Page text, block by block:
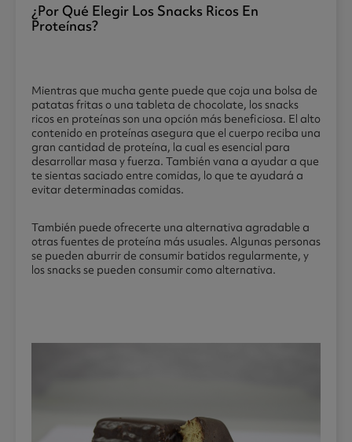
¿por Qué Elegir Los Snacks Ricos En
Proteínas?
Mientras que mucha gente puede que coja una bolsa de
patatas fritas o una tableta de chocolate, los snacks
ricos en proteínas son una opción más beneficiosa. El alto
contenido en proteínas asegura que el cuerpo reciba una
gran cantidad de proteína, la cual es esencial para
desarrollar masa y fuerza. También vana a ayudar a que
te sientas saciado entre comidas, lo que te ayudará a
evitar determinadas comidas.
También puede ofrecerte una alternativa agradable a
otras fuentes de proteína más usuales. Algunas personas
se pueden aburrir de consumir batidos regularmente, y
los snacks se pueden consumir como alternativa.